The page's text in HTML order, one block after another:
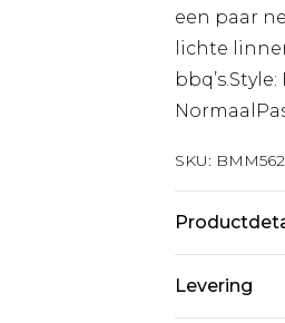
een paar
lichte
SKU:
Levering